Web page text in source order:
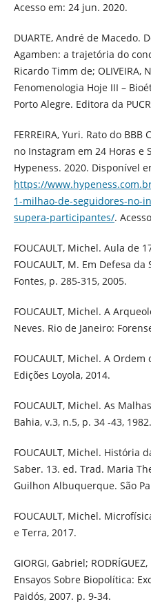
Acesso em: 24 jun. 2020.
DUARTE, André de Macedo.
Agamben: a trajetória do
Ricardo Timm de; OLIVEIRA,
Fenomenologia Hoje III –
Porto Alegre. Editora da
FERREIRA, Yuri. Rato do
no Instagram em 24 Horas e
Hypeness. 2020. Disponível
https://
1-milhao-de-seguidores-no-
supera-participantes/.
FOUCAULT, Michel. Aula de
FOUCAULT, M. Em Defesa
Fontes, p. 285-315, 2005.
FOUCAULT, Michel. A
Neves. Rio de Janeiro:
FOUCAULT, Michel. A
Edições Loyola, 2014.
FOUCAULT, Michel. As
Bahia, v.3, n.5, p. 34 -43, 1982.
FOUCAULT, Michel. História
Saber. 13. ed. Trad. Maria
Guilhon Albuquerque. São
FOUCAULT, Michel.
e Terra, 2017.
GIORGI, Gabriel;
Ensayos Sobre Biopolítica:
Paidós, 2007. p. 9-34.